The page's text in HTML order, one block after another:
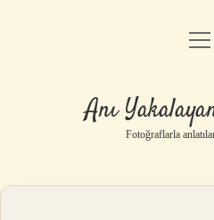
Yasal
Anı
Fotoğraflarla